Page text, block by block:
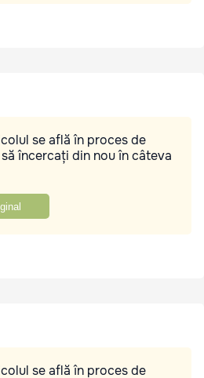
se află în proces de
încercați din nou în câteva
se află în proces de